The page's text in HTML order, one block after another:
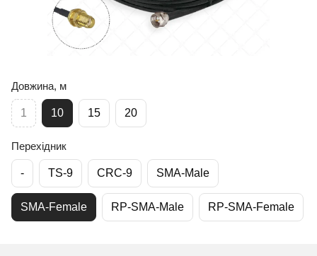
Довжина, м
1 10 15 20
Перехідник
- TS-9 CRC-9 SMA-Male
SMA-Female RP-SMA-Male RP-SMA-Female